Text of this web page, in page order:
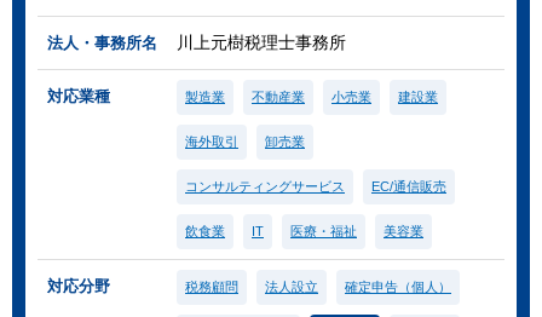
法人・事務所名 川上元樹税理士事務所
対応業種 製造業 不動産業 小売業 建設業
海外取引 卸売業
コンサルティングサービス EC/通信販売
飲食業 IT 医療・福祉 美容業
対応分野 税務顧問 法人設立 確定申告（個人）